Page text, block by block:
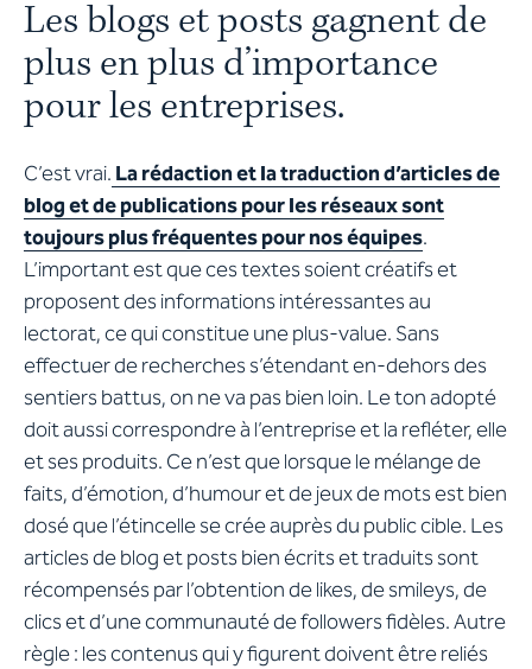
Les blogs et posts gagnent de
plus en plus d’importance
pour les entreprises.
C’est vrai. La rédaction et la traduction d’articles de
blog et de publications pour les réseaux sont
toujours plus fréquentes pour nos équipes.
L’important est que ces textes soient créatifs et
proposent des informations intéressantes au
lectorat, ce qui constitue une plus-value. Sans
effectuer de recherches s’étendant en-dehors des
sentiers battus, on ne va pas bien loin. Le ton adopté
doit aussi correspondre à l’entreprise et la refléter, elle
et ses produits. Ce n’est que lorsque le mélange de
faits, d’émotion, d’humour et de jeux de mots est bien
dosé que l’étincelle se crée auprès du public cible. Les
articles de blog et posts bien écrits et traduits sont
récompensés par l’obtention de likes, de smileys, de
clics et d’une communauté de followers fidèles. Autre
règle : les contenus qui y figurent doivent être reliés